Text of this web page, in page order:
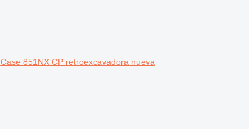
Case 851NX CP retroexcavadora nueva